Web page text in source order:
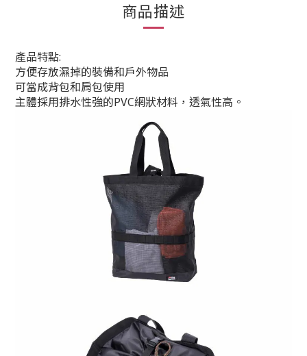
商品描述
產品特點:
方便存放濕掉的裝備和戶外物品
可當成背包和肩包使用
主體採用排水性強的PVC網狀材料，透氣性高。